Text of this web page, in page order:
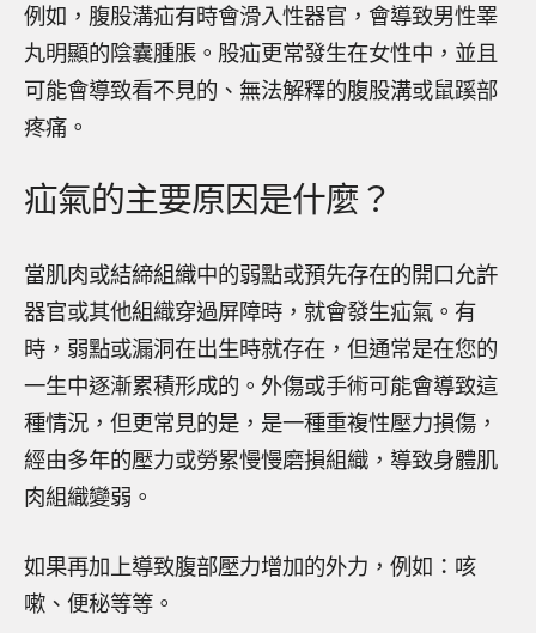
例如，腹股溝疝有時會滑入性器官，會導致男性睪
丸明顯的陰囊腫脹。股疝更常發生在女性中，並且
可能會導致看不見的、無法解釋的腹股溝或鼠蹊部
疼痛。
疝氣的主要原因是什麼？
當肌肉或結締組織中的弱點或預先存在的開口允許
器官或其他組織穿過屏障時，就會發生疝氣。有
時，弱點或漏洞在出生時就存在，但通常是在您的
一生中逐漸累積形成的。外傷或手術可能會導致這
種情況，但更常見的是，是一種重複性壓力損傷，
經由多年的壓力或勞累慢慢磨損組織，導致身體肌
肉組織變弱。
如果再加上導致腹部壓力增加的外力，例如：咳
嗽、便秘等等。